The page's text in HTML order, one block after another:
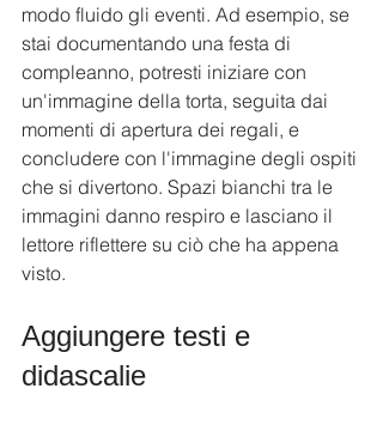
modo fluido gli eventi. Ad esempio, se
stai documentando una festa di
compleanno, potresti iniziare con
un'immagine della torta, seguita dai
momenti di apertura dei regali, e
concludere con l'immagine degli ospiti
che si divertono. Spazi bianchi tra le
immagini danno respiro e lasciano il
lettore riflettere su ciò che ha appena
visto.
Aggiungere testi e
didascalie